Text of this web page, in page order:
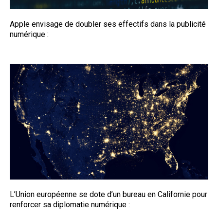
Apple envisage de doubler ses effectifs dans la publicité
numérique :
L’Union européenne se dote d’un bureau en Californie pour
renforcer sa diplomatie numérique :